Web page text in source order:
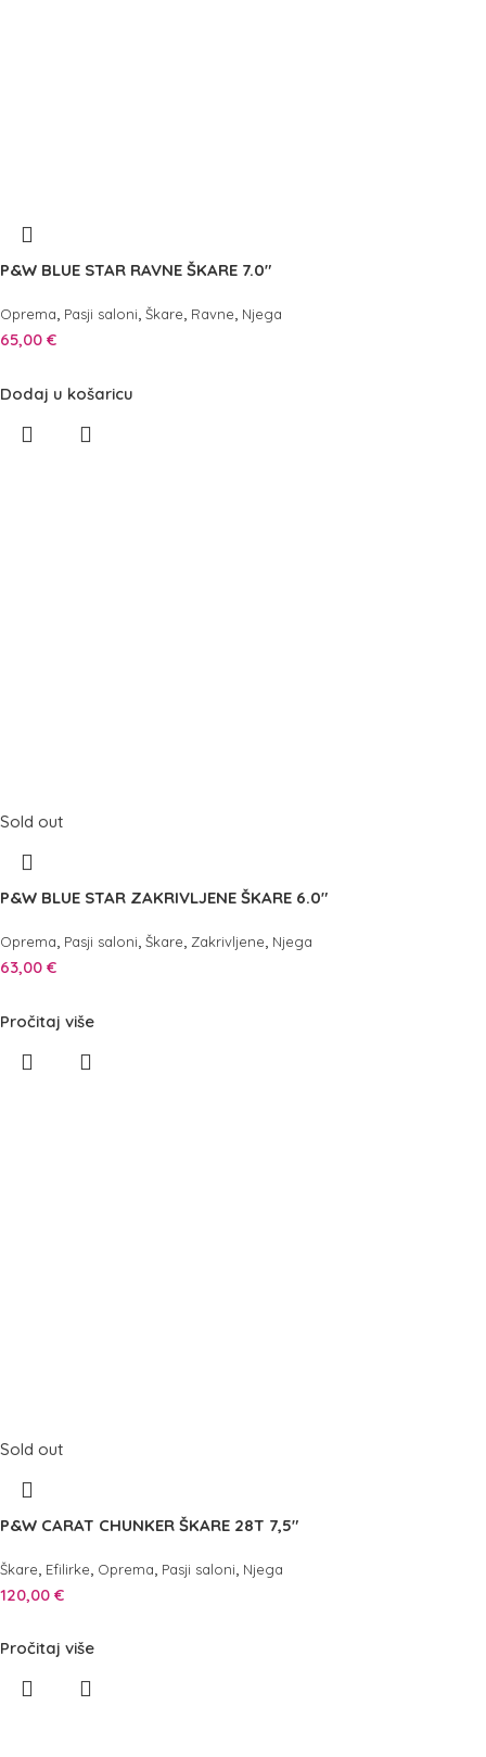
P&W BLUE STAR RAVNE ŠKARE 7.0″
Oprema, Pasji saloni, Škare, Ravne, Njega
65,00 €
Dodaj u košaricu
Sold out
P&W BLUE STAR ZAKRIVLJENE ŠKARE 6.0″
Oprema, Pasji saloni, Škare, Zakrivljene, Njega
63,00 €
Pročitaj više
Sold out
P&W CARAT CHUNKER ŠKARE 28T 7,5″
Škare Efilirke Oprema Pasji saloni Njega
120,00 €
Pročitaj više